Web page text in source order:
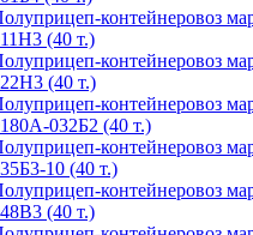
контейнеровоз
(40 т.)
контейнеровоз
(40 т.)
контейнеровоз
032Б2 (40 т.)
контейнеровоз
10 (40 т.)
контейнеровоз
(40 т.)